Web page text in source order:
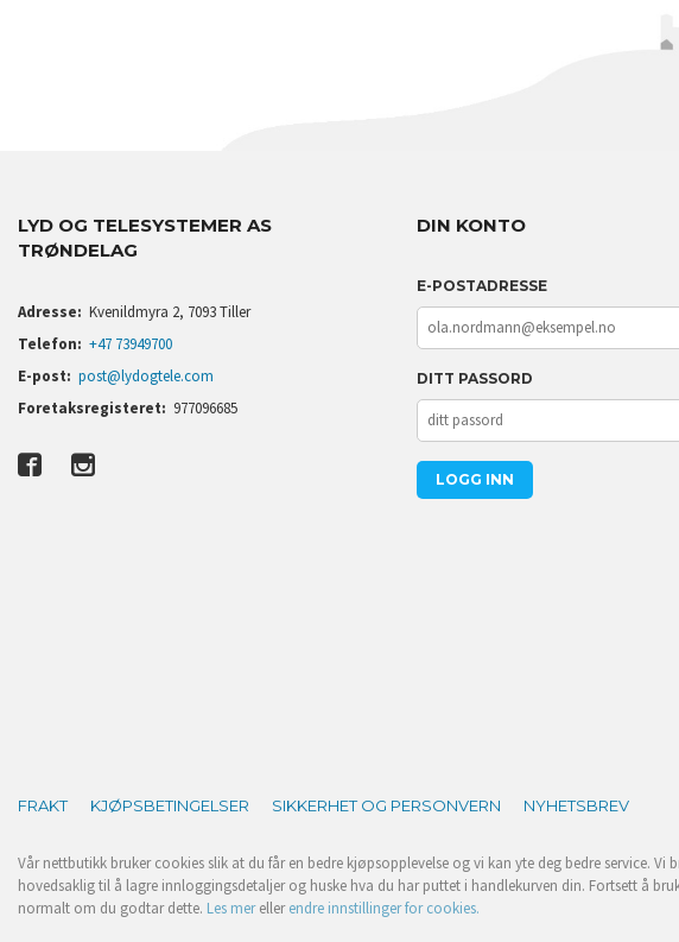
LYD OG TELESYSTEMER AS
TRØNDELAG
Adresse: Kvenildmyra 2, 7093 Tiller
Telefon: +47 73949700
E-post: post@lydogtele.com
Foretaksregisteret: 977096685
DIN KONTO
E-POSTADRESSE
DITT PASSORD
FRAKT KJØPSBETINGELSER SIKKERHET OG PERSONVERN NYHETSBREV
Vår nettbutikk bruker cookies slik at du får en bedre kjøpsopplevelse og vi kan yte deg bedre service. Vi
hovedsaklig til å lagre innloggingsdetaljer og huske hva du har puttet i handlekurven din. Fortsett å
normalt om du godtar dette. Les merellerendre innstillinger for cookies.